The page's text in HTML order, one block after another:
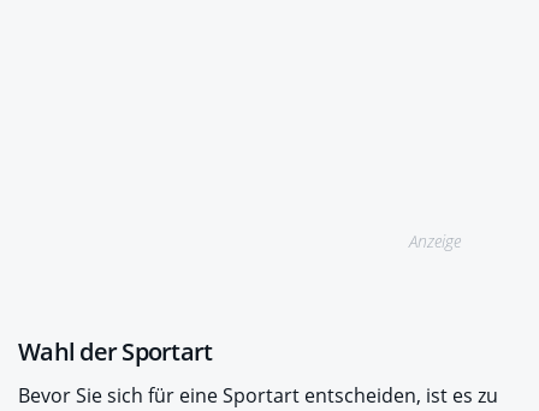
Anzeige
Wahl der Sportart
Bevor Sie sich für eine Sportart entscheiden, ist es zu